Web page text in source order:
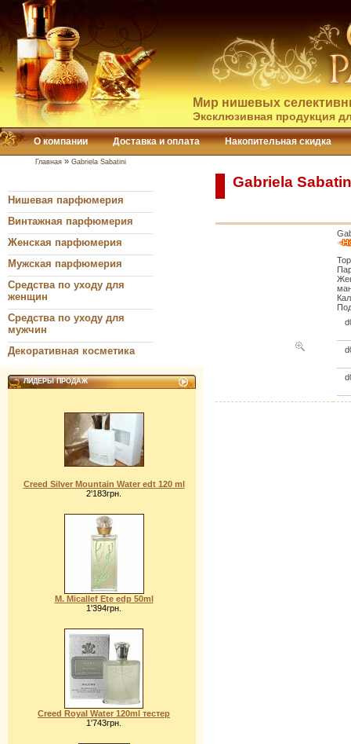
Мир нишевых
Эксклюзивная продукция
О компании Доставка и оплата Накопительная скидка
Главная » Gabriela Sabatini
Нишевая парфюмерия
Винтажная парфюмерия
Женская парфюмерия
Мужская парфюмерия
Средства по уходу для
женщин
Средства по уходу для
мужчин
Декоративная косметика
ЛИДЕРЫ ПРОДАЖ
Creed Silver Mountain Water edt 120 ml
2'183грн.
M. Micallef Ete edp 50ml
1'394грн.
Creed Royal Water 120ml тестер
1'743грн.
Gabriela